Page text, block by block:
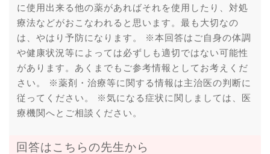
に使用出来る他の薬があればそれを使用したり、対処
療法などがおこなわれると思います。最も大切なの
は、やはり予防になります。 ※本回答はご自身の体調
や健康状況等によっては必ずしも適切ではない可能性
があります。あくまでもご参考情報としてお考えくだ
さい。 ※薬剤・治療等に関する情報は主治医の判断に
従ってください。 ※気になる症状に関しましては、医
療機関へとご相談ください。
回答はこちらの先生から